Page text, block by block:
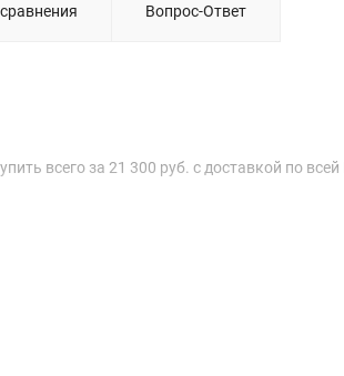
Вопрос-Ответ
всего за 21 300 руб. с доставкой по